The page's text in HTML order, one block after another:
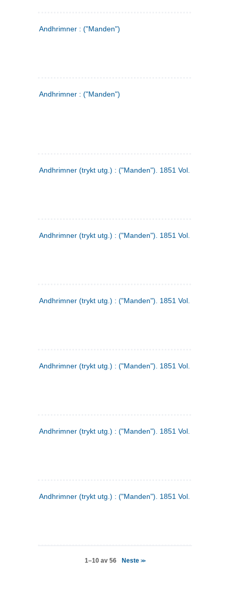
Andhrimner : ("Manden")
Andhrimner : ("Manden")
Andhrimner (trykt utg.) : ("Manden"). 1851 Vol. 2 Nr. 1
Andhrimner (trykt utg.) : ("Manden"). 1851 Vol. 1 Nr. 10
Andhrimner (trykt utg.) : ("Manden"). 1851 Vol. 1 Nr. 3
Andhrimner (trykt utg.) : ("Manden"). 1851 Vol. 2 Nr. 4
Andhrimner (trykt utg.) : ("Manden"). 1851 Vol. 2 Nr. 6
Andhrimner (trykt utg.) : ("Manden"). 1851 Vol. 1 Nr. 6
1–10 av 56 Neste>>